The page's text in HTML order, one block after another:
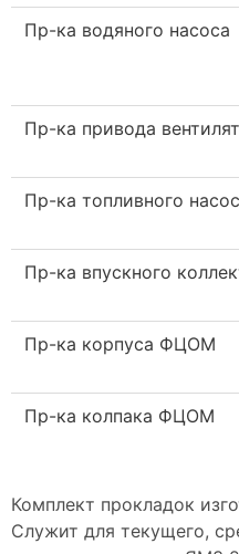
Пр-ка водяного насоса
Пр-ка привода
Пр-ка топливного
Пр-ка впускного
Пр-ка корпуса ФЦОМ
Пр-ка колпака ФЦОМ
Комплект прокладок
Служит для текущего,